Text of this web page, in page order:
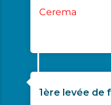
Cerema
1ère levée de